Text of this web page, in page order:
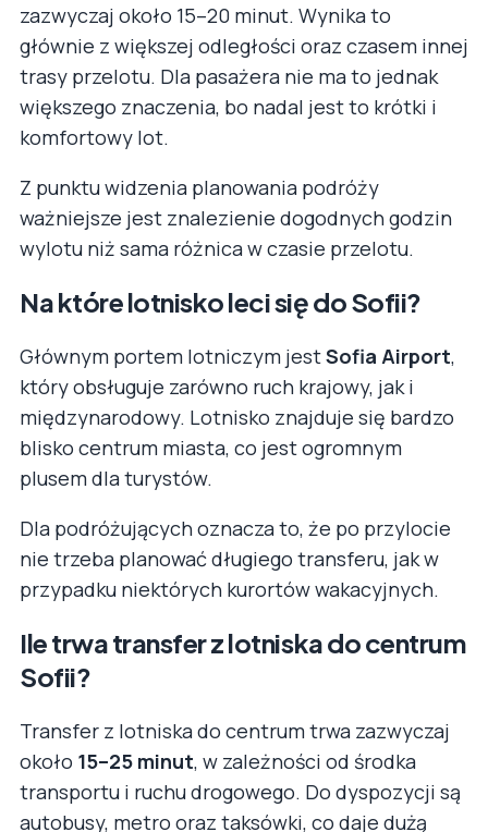
zazwyczaj około 15–20 minut. Wynika to
głównie z większej odległości oraz czasem innej
trasy przelotu. Dla pasażera nie ma to jednak
większego znaczenia, bo nadal jest to krótki i
komfortowy lot.
Z punktu widzenia planowania podróży
ważniejsze jest znalezienie dogodnych godzin
wylotu niż sama różnica w czasie przelotu.
Na które lotnisko leci się do Sofii?
Głównym portem lotniczym jestSofia Airport,
który obsługuje zarówno ruch krajowy, jak i
międzynarodowy. Lotnisko znajduje się bardzo
blisko centrum miasta, co jest ogromnym
plusem dla turystów.
Dla podróżujących oznacza to, że po przylocie
nie trzeba planować długiego transferu, jak w
przypadku niektórych kurortów wakacyjnych.
Ile trwa transfer z lotniska do centrum
Sofii?
Transfer z lotniska do centrum trwa zazwyczaj
około 15–25 minut, w zależności od środka
transportu i ruchu drogowego. Do dyspozycji są
autobusy, metro oraz taksówki, co daje dużą